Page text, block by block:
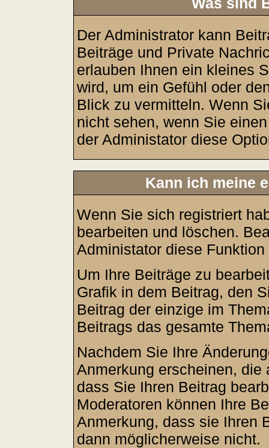
Der Administrator kann
Beiträge und Private
erlauben Ihnen ein kleines
wird, um ein Gefühl oder
Blick zu vermitteln. Wenn
nicht sehen, wenn Sie
der Administator diese
Kann ich meine
Wenn Sie sich registriert
bearbeiten und löschen.
Administator diese
Um Ihre Beiträge zu
Grafik in dem Beitrag, den
Beitrag der einzige im
Beitrags das gesamte
Nachdem Sie Ihre
Anmerkung erscheinen, die
dass Sie Ihren Beitrag
Moderatoren können Ihre
Anmerkung, dass sie Ihren
dann möglicherweise nicht.